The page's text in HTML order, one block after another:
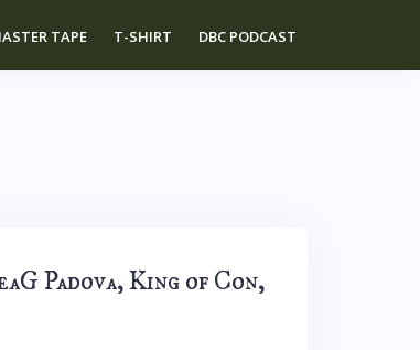
TAPE T-SHIRT DBC PODCAST
Padova, King of Con,